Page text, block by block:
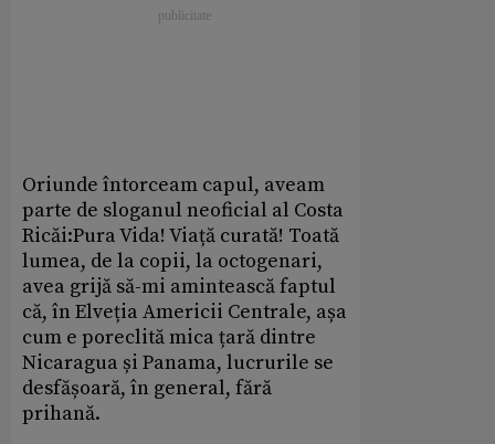
Oriunde întorceam capul, aveam
parte de sloganul neoficial al Costa
Ricăi:Pura Vida! Viață curată! Toată
lumea, de la copii, la octogenari,
avea grijă să-mi amintească faptul
că, în Elveția Americii Centrale, așa
cum e poreclită mica țară dintre
Nicaragua și Panama, lucrurile se
desfășoară, în general, fără
prihană.